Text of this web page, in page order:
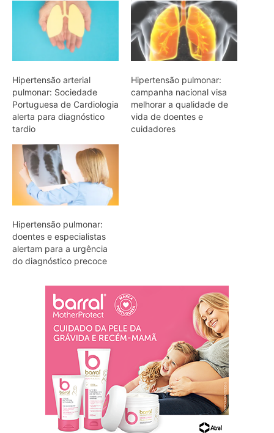
Hipertensão arterial
pulmonar: Sociedade
Portuguesa de Cardiologia
alerta para diagnóstico
tardio
Hipertensão pulmonar:
campanha nacional visa
melhorar a qualidade de
vida de doentes e
cuidadores
Hipertensão pulmonar:
doentes e especialistas
alertam para a urgência
do diagnóstico precoce